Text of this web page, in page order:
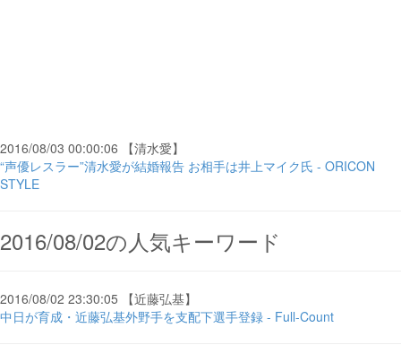
2016/08/03 00:00:06 【清水愛】
“声優レスラー”清水愛が結婚報告 お相手は井上マイク氏 - ORICON
STYLE
2016/08/02の人気キーワード
2016/08/02 23:30:05 【近藤弘基】
中日が育成・近藤弘基外野手を支配下選手登録 - Full-Count